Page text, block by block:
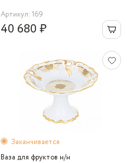
Артикул: 169
40 680 ₽
Заканчивается
Ваза для фруктов н/н